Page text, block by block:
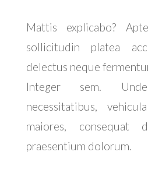
Mattis explicabo?
sollicitudin platea
delectus neque
Integer sem.
necessitatibus,
maiores, consequat
praesentium dolorum.